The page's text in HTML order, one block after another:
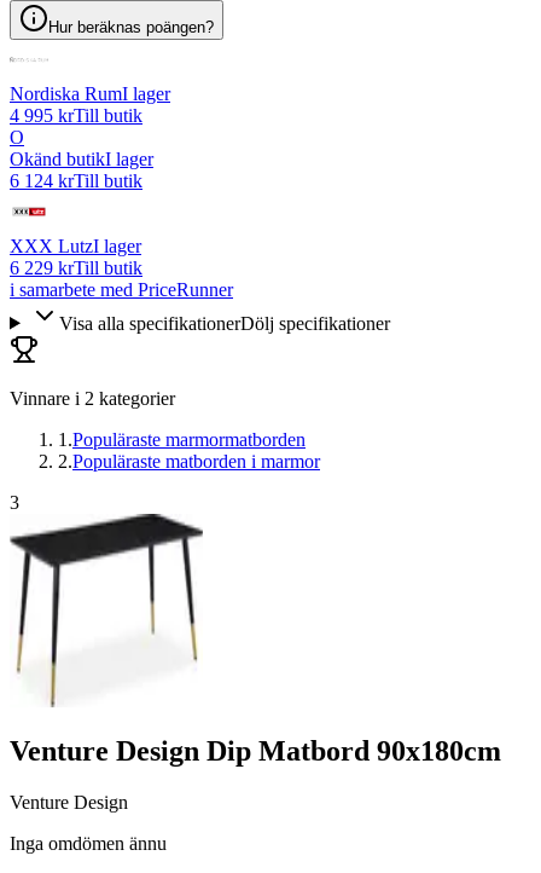
Hur beräknas poängen?
Nordiska RumI lager
4 995 krTill butik
O
Okänd butikI lager
6 124 krTill butik
XXX LutzI lager
6 229 krTill butik
i samarbete med PriceRunner
Visa alla specifikationerDölj specifikationer
Vinnare i 2 kategorier
1 .Populäraste marmormatborden
2.Populäraste matborden i marmor
3
Venture Design Dip Matbord 90x180cm
Venture Design
Inga omdömen ännu